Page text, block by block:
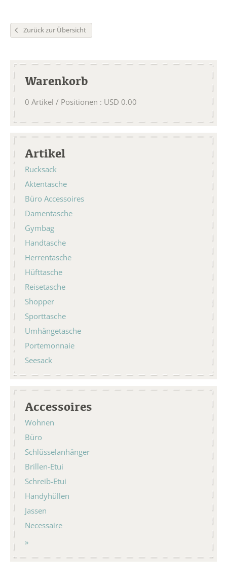
Zurück zur Übersicht
Warenkorb
0 Artikel / Positionen : USD 0.00
Artikel
Rucksack
Aktentasche
Büro Accessoires
Damentasche
Gymbag
Handtasche
Herrentasche
Hüfttasche
Reisetasche
Shopper
Sporttasche
Umhängetasche
Portemonnaie
Seesack
Accessoires
Wohnen
Büro
Schlüsselanhänger
Brillen-Etui
Schreib-Etui
Handyhüllen
Jassen
Necessaire